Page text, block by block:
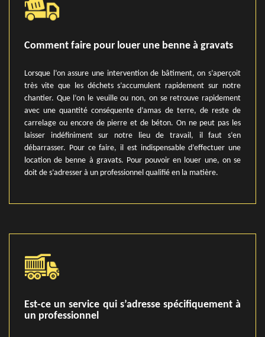
Comment faire pour louer une benne à gravats
Lorsque l’on assure une intervention de bâtiment, on s’aperçoit
très vite que les déchets s’accumulent rapidement sur notre
chantier. Que l’on le veuille ou non, on se retrouve rapidement
avec une quantité conséquente d’amas de terre, de reste de
carrelage ou encore de pierre et de béton. On ne peut pas les
laisser indéfiniment sur notre lieu de travail, il faut s’en
débarrasser. Pour ce faire, il est indispensable d’effectuer une
location de benne à gravats. Pour pouvoir en louer une, on se
doit de s’adresser à un professionnel qualifié en la matière.
Est-ce un service qui s’adresse spécifiquement à
un professionnel